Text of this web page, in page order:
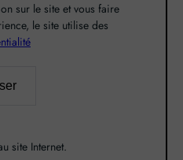
sur le site et vous faire
le site utilise des
site Internet.